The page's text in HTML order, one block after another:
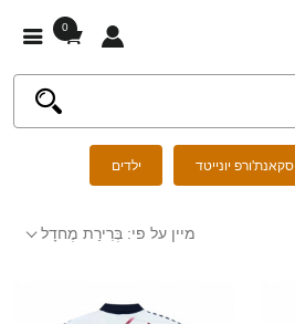
0
סקאנת'ורפ יונייטד ילדים
מיין על פי: בְּרִירַת מֶחדָל